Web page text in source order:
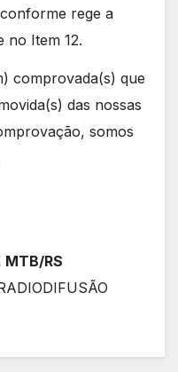
rege a
no Item 12.
comprovada(s) que
das nossas
somos
MTB/RS